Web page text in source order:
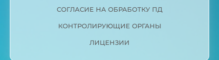
СОГЛАСИЕ НА ОБРАБОТКУ ПД
КОНТРОЛИРУЮЩИЕ ОРГАНЫ
ЛИЦЕНЗИИ